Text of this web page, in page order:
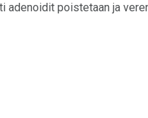
adenoidit poistetaan ja